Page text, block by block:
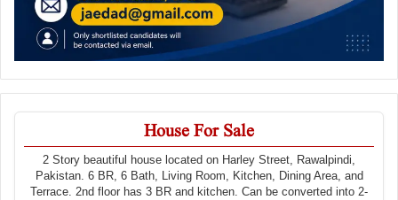
House For Sale
2 Story beautiful house located on Harley Street, Rawalpindi,
Pakistan. 6 BR, 6 Bath, Living Room, Kitchen, Dining Area, and
Terrace. 2nd floor has 3 BR and kitchen. Can be converted into 2-